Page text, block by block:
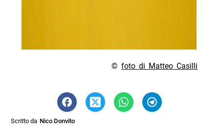
©foto di Matteo Casilli
Scritto da Nico Donvito